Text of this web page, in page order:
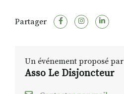
Partager
Un événement proposé par
Asso Le Disjoncteur